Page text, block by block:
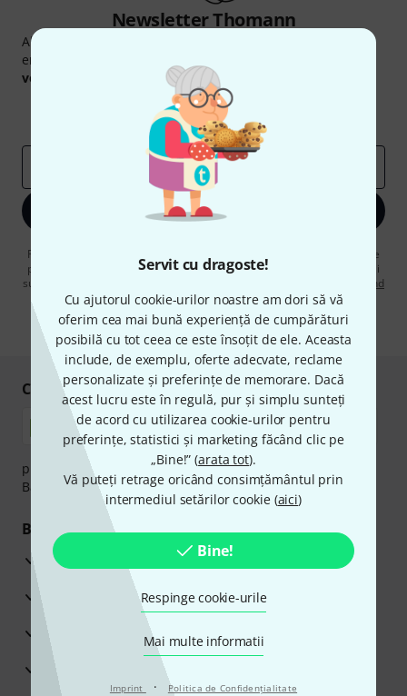
Servit cu dragoste!
Cu ajutorul cookie-urilor noastre am dori să vă
oferim cea mai bună experiență de cumpărături
posibilă cu tot ceea ce este însoțit de ele. Aceasta
include, de exemplu, oferte adecvate, reclame
personalizate și preferințe de memorare. Dacă
acest lucru este în regulă, pur și simplu sunteți
de acord cu utilizarea cookie-urilor pentru
preferințe, statistici și marketing făcând clic pe
„Bine!” (arata tot).
Vă puteți retrage oricând consimțământul prin
intermediul setărilor cookie (aici)
Bine!
Respinge cookie-urile
Mai multe informatii
Imprint · Politica de Confidenţialitate
Newsletter Thomann
Abonați-vă la buletinul informativ Thomann în limba
engleză și, cu puțin noroc, puteți câștiga unul dintre
voucherele
în valoare de
fiecare!
Contribuții inspiraționale
Perspectivele Thomann
Înscrie-te acum
Făcând clic pe „Înscrie-te acum”, sunteți de acord să primiți publicitate
prin e-mail. Vă puteți dezabona în orice moment. Puteți găsi informații
suplimentare despre buletinul informativ în
regulamentul nostru privind
protecția datelor.
* Necesar
Cumpărați și plătiți în siguranță
plata se poate efectua în siguranță cu Ramburs, Transfer
Bancar sau Card de credit.
Beneficiile tale
3 Ani Garanție Thomann
Garanţia returnării banilor în 30 de zile
Sfaturi de la experții noștri